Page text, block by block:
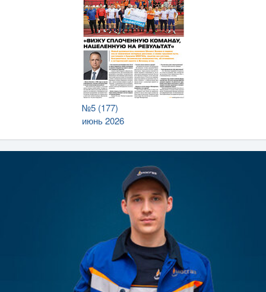
№5 (177)
июнь 2026